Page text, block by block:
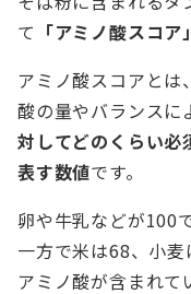
て 「アミノ酸スコ
アミノ酸スコアとは
酸の量やバランスに
対してどのくらい必
表す数値です。
卵や牛乳などが100
一方で米は68、小
アミノ酸が含まれて